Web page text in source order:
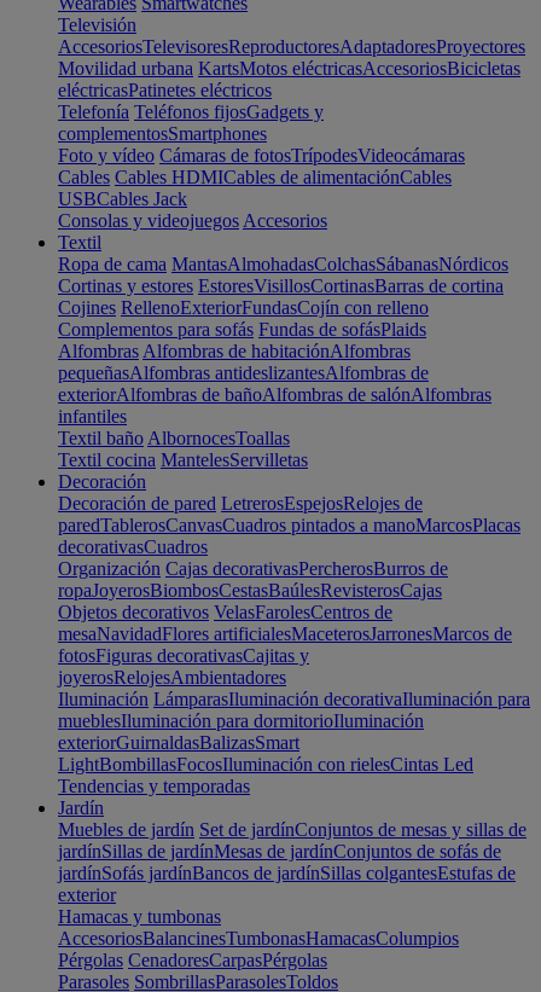
Televisión
AccesoriosTelevisoresReproductoresAdaptadoresProyectores
Movilidad urbana KartsMotos eléctricasAccesoriosBicicletas
eléctricasPatinetes eléctricos
Telefonía Teléfonos fijosGadgets y
complementosSmartphones
Foto y vídeo Cámaras de fotosTrípodesVideocámaras
Cables Cables HDMICables de alimentaciónCables
USBCables Jack
Consolas y videojuegos Accesorios
Textil
Ropa de cama MantasAlmohadasColchasSábanasNórdicos
Cortinas y estores EstoresVisillosCortinasBarras de cortina
Cojines RellenoExteriorFundasCojín con relleno
Complementos para sofás Fundas de sofásPlaids
Alfombras Alfombras de habitaciónAlfombras
pequeñasAlfombras antideslizantesAlfombras de
exteriorAlfombras de bañoAlfombras de salónAlfombras
infantiles
Textil baño AlbornocesToallas
Textil cocina MantelesServilletas
Decoración
Decoración de pared LetrerosEspejosRelojes de
paredTablerosCanvasCuadros pintados a manoMarcosPlacas
decorativasCuadros
Organización Cajas decorativasPercherosBurros de
ropaJoyerosBiombosCestasBaúlesRevisterosCajas
Objetos decorativos VelasFarolesCentros de
mesaNavidadFlores artificialesMaceterosJarronesMarcos de
fotosFiguras decorativasCajitas y
joyerosRelojesAmbientadores
Iluminación LámparasIluminación decorativaIluminación para
mueblesIluminación para dormitorioIluminación
exteriorGuirnaldasBalizasSmart
LightBombillasFocosIluminación con rielesCintas Led
Tendencias y temporadas
Jardín
Muebles de jardín Set de jardínConjuntos de mesas y sillas de
jardínSillas de jardínMesas de jardínConjuntos de sofás de
jardínSofás jardínBancos de jardínSillas colgantesEstufas de
exterior
Hamacas y tumbonas
AccesoriosBalancinesTumbonasHamacasColumpios
Pérgolas CenadoresCarpasPérgolas
Parasoles SombrillasParasolesToldos